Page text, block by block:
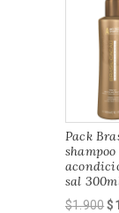
Pack
shampoo
sal
$1.900El
$